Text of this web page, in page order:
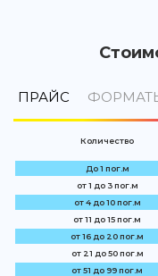
ПРАЙС
Количество
До 1 пог.м
от 1 до 3 пог.м
от 4 до 10 пог.м
от 11 до 15 пог.м
от 16 до 20 пог.м
от 21 до 50 пог.м
от 51 до 99 пог.м